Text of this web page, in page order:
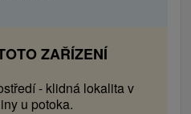
ZAŘÍZENÍ
- klidná lokalita v
u potoka.